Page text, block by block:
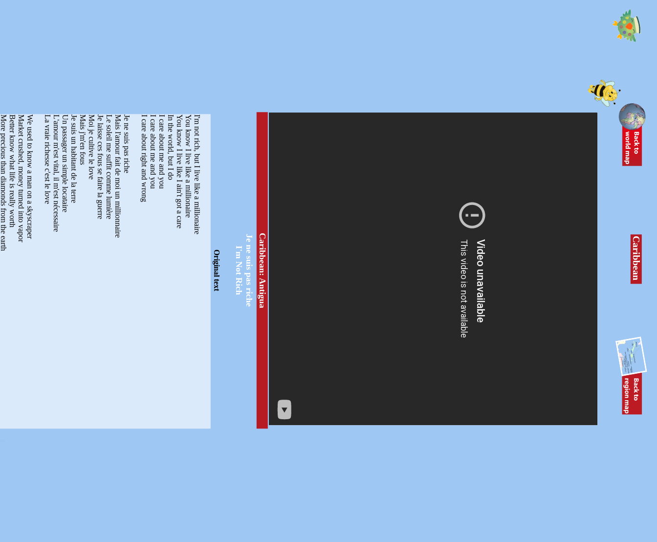
Caribbean
Caribbean: Antigua
Je ne suis pas riche
I'm Not Rich
Original text
I'm not rich, but I live like a millionaire
You know I live like a millionaire
You know I live like I ain't got a care
In the world, but I do
I care about me and you
I care about me and you
I care about right and wrong
Je ne suis pas riche
Mais l'amour fait de moi un millionnaire
Le soleil me suffit comme lumière
Je laisse ces fous se faire la guerre
Moi je cultive le love
Mais j'm'en fous
Je suis un habitant de la terre
Un passager un simple locataire
L'amour m'est vital, il m'est nécessaire
La vraie richesse c'est le love
We used to know a man on a skyscraper
Market crushed, money turned into vapor
Better know what life is really worth
from the earth